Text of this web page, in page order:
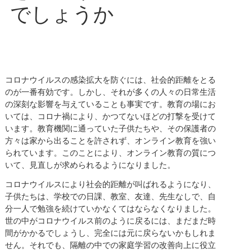
でしょうか
コロナウイルスの感染拡大を防ぐには、社会的距離をとる
のが一番有効です。しかし、それが多くの人々の日常生活
の深刻な影響を与えていることも事実です。教育の場にお
いては、コロナ禍により、かつてないほどの打撃を受けて
います。教育機関に通っていた子供たちや、その保護者の
方々は家から出ることを許されず、オンライン教育を強い
られています。このことにより、オンライン教育の質につ
いて、見直しが求められるようになりました。
コロナウイルスにより社会的距離が叫ばれるようになり、
子供たちは、学校での日課、教室、友達、先生なしで、自
分一人で勉強を続けていかなくてはならなくなりました。
世の中がコロナウイルス前のように戻るには、まだまだ時
間がかかるでしょうし、完全には元に戻らないかもしれま
せん。それでも、隔離の中での家庭学習の改善向上に役立